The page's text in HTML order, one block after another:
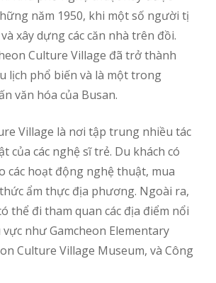
năm 1950, khi một số người tị
xây dựng các căn nhà trên đồi.
Culture Village đã trở thành
lịch phổ biến và là một trong
văn hóa của Busan.
Village là nơi tập trung nhiều tác
của các nghệ sĩ trẻ. Du khách có
các hoạt động nghệ thuật, mua
ẩm thực địa phương. Ngoài ra,
thể đi tham quan các địa điểm nổi
như Gamcheon Elementary
Culture Village Museum, và Công